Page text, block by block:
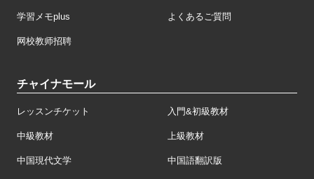
学習メモplus よくあるご質問
网校教师招聘
チャイナモール
レッスンチケット 入門&初級教材
中級教材 上級教材
中国現代文学 中国語翻訳版